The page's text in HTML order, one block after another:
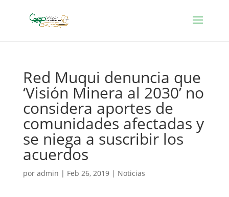
Red Muqui denuncia que
‘Visión Minera al 2030’ no
considera aportes de
comunidades afectadas y
se niega a suscribir los
acuerdos
por admin | Feb 26, 2019| Noticias